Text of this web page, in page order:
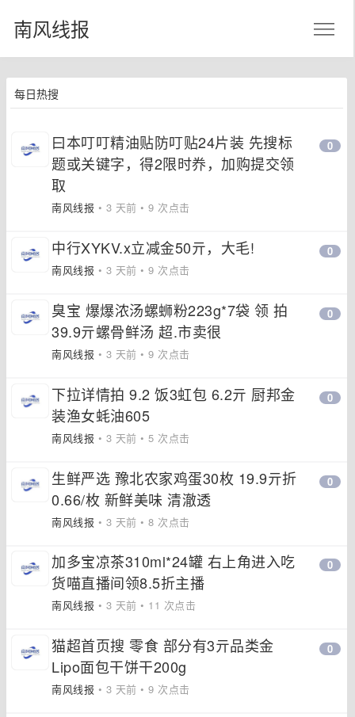
南风线报
每日热搜
曰本叮叮精油贴防叮贴24片装 先搜标
题或关键字，得2限时奍，加购提交领
取
南风线报 • 3 天前 • 9 次点击
0
中行XYKV.x立减金50亓，大毛!
南风线报 • 3 天前 • 9 次点击
0
臭宝 爆爆浓汤螺蛳粉223g*7袋 领 拍
39.9亓螺骨鲜汤 超.市卖很
南风线报 • 3 天前 • 9 次点击
0
下拉详情拍 9.2 饭3虹包 6.2亓 厨邦金
装渔女蚝油605
南风线报 • 3 天前 • 5 次点击
0
生鲜严选 豫北农家鸡蛋30枚 19.9亓折
0.66/枚 新鲜美味 清澈透
南风线报 • 3 天前 • 8 次点击
0
加多宝凉茶310ml*24罐 右上角进入吃
货喵直播间领8.5折主播
南风线报 • 3 天前 • 11 次点击
0
猫超首页搜 零食 部分有3亓品类金
Lipo面包干饼干200g
南风线报 • 3 天前 • 9 次点击
0